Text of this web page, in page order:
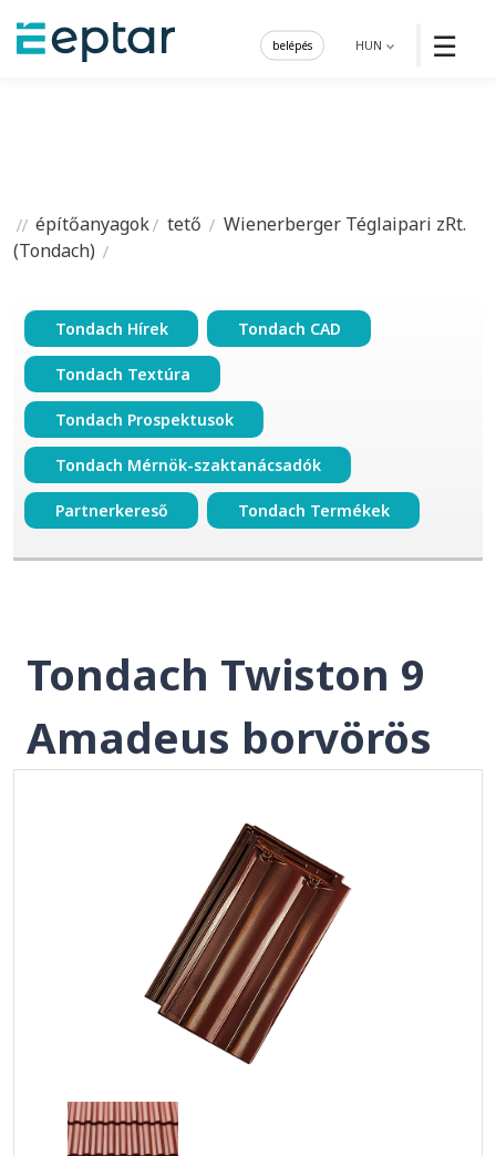
☰
HUN
belépés
építőanyagok tető
Wienerberger Téglaipari zRt.
(Tondach)
Tondach Hírek Tondach CAD
Tondach Textúra
Tondach Prospektusok
Tondach Mérnök-szaktanácsadók
Partnerkereső Tondach Termékek
Tondach Twiston 9
Amadeus borvörös